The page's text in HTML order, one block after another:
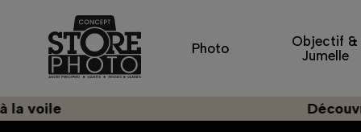
Photo
Objectif &
Jumelle
Découvrez une